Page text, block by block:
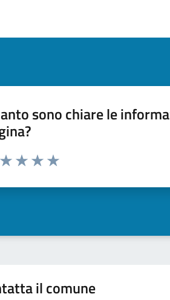
sono chiare le
da 1 a 5 stelle la pagina
il comune